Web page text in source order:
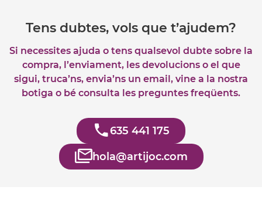
Tens dubtes, vols que t’ajudem?
Si necessites ajuda o tens qualsevol dubte sobre la
compra, l’enviament, les devolucions o el que
sigui, truca’ns, envia’ns un email, vine a la nostra
botiga o bé consulta les preguntes freqüents.
635 441 175
hola@artijoc.com